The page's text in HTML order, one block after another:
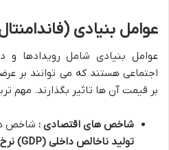
عوامل بنیادی
عوامل بنیادی شامل رویدادها
اجتماعی هستند که می توانند بر
بر قیمت آن ها تاثیر بگذارند. مهم
شاخص های اقتصادی : شاخص
تولید ناخالص داخلی (GDP)